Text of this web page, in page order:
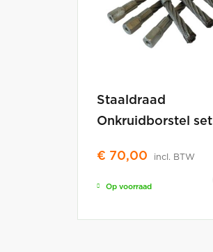
Staaldraad
Onkruidborstel set
€ 70,00 incl. BTW
Op voorraad